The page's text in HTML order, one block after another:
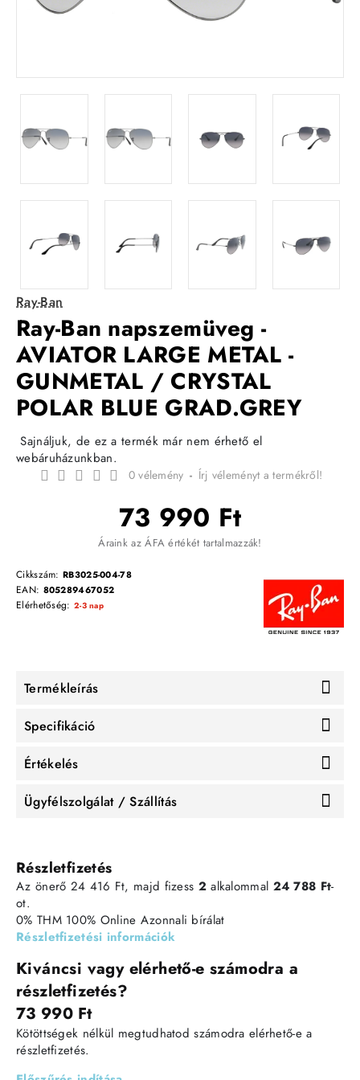
Ray-Ban
Ray-Ban napszemüveg -
AVIATOR LARGE METAL -
GUNMETAL / CRYSTAL
POLAR BLUE GRAD.GREY
Sajnáljuk, de ez a termék már nem érhető el
webáruházunkban.
0 vélemény - Írj véleményt a termékről!
73 990 Ft
Áraink az ÁFA értékét tartalmazzák!
Cikkszám: RB3025-004-78
EAN: 805289467052
Elérhetőség: 2-3 nap
Termékleírás
Specifikáció
Értékelés
Ügyfélszolgálat / Szállítás
Részletfizetés
Az önerő 24 416 Ft, majd fizess 2alkalommal 24 788 Ft-
ot.
0% THM 100% Online Azonnali bírálat
Részletfizetési információk
Kiváncsi vagy elérhető-e számodra a
részletfizetés?
73 990 Ft
Kötöttségek nélkül megtudhatod számodra elérhető-e a
részletfizetés.